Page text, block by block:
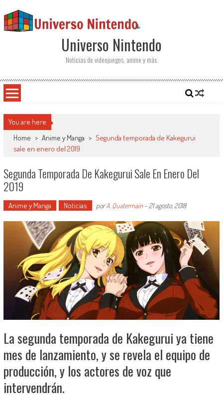
Universo Nintendo
Noticias de videojuegos, anime y más
You are here
Home > Anime y Manga > Segunda temporada de Kakegurui
sale en enero del 2019
Segunda Temporada De Kakegurui Sale En Enero Del
2019
Anime y Manga Noticias porA. Quatermain- 21 agosto, 2018
La segunda temporada de Kakegurui ya tiene
mes de lanzamiento, y se revela el equipo de
producción, y los actores de voz que
intervendrán.